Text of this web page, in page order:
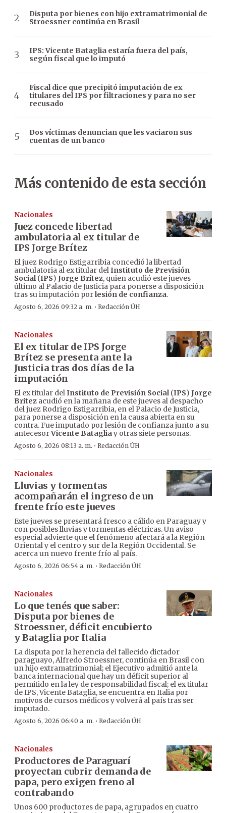
Disputa por bienes con hijo extramatrimonial de
Stroessner continúa en Brasil
IPS: Vicente Bataglia estaría fuera del país,
según fiscal que lo imputó
Fiscal dice que precipitó imputación de ex
titulares del IPS por filtraciones y para no ser
recusado
Dos víctimas denuncian que les vaciaron sus
cuentas de un banco
Más contenido de esta sección
Nacionales
Juez concede libertad
ambulatoria al ex titular de
IPS Jorge Brítez
El juez Rodrigo Estigarribia concedió la libertad
ambulatoria al ex titular delInstituto de Previsión
Social(IPS) Jorge Brítez, quien acudió este jueves
último al Palacio de Justicia para ponerse a disposición
tras su imputación porlesión de confianza.
Agosto 6, 2026 09:32 a. m. · Redacción ÚH
Nacionales
El ex titular de IPS Jorge
Brítez se presenta ante la
Justicia tras dos días de la
imputación
El ex titular delInstituto de Previsión Social(IPS) Jorge
Britez acudió en la mañana de este jueves al despacho
del juez Rodrigo Estigarribia, en el Palacio de Justicia,
para ponerse a disposición en la causa abierta en su
contra. Fue imputado por lesión de confianza junto a su
antecesorVicente Batagliay otras siete personas.
Agosto 6, 2026 08:13 a. m. · Redacción ÚH
Nacionales
Lluvias y tormentas
acompañarán el ingreso de un
frente frío este jueves
Este jueves se presentará fresco a cálido en Paraguay y
con posibles lluvias y tormentas eléctricas. Un aviso
especial advierte que el fenómeno afectará a la Región
Oriental y el centro y sur de la Región Occidental. Se
acerca un nuevo frente frío al país.
Agosto 6, 2026 06:54 a. m. · Redacción ÚH
Nacionales
Lo que tenés que saber:
Disputa por bienes de
Stroessner, déficit encubierto
y Bataglia por Italia
La disputa por la herencia del fallecido dictador
paraguayo, Alfredo Stroessner, continúa en Brasil con
un hijo extramatrimonial; el Ejecutivo admitió ante la
banca internacional que hay un déficit superior al
permitido en la ley de responsabilidad fiscal; el ex titular
de IPS, Vicente Bataglia, se encuentra en Italia por
motivos de cursos médicos y volverá al país tras ser
imputado.
Agosto 6, 2026 06:40 a. m. · Redacción ÚH
Nacionales
Productores de Paraguarí
proyectan cubrir demanda de
papa, pero exigen freno al
contrabando
Unos 600 productores de papa, agrupados en cuatro